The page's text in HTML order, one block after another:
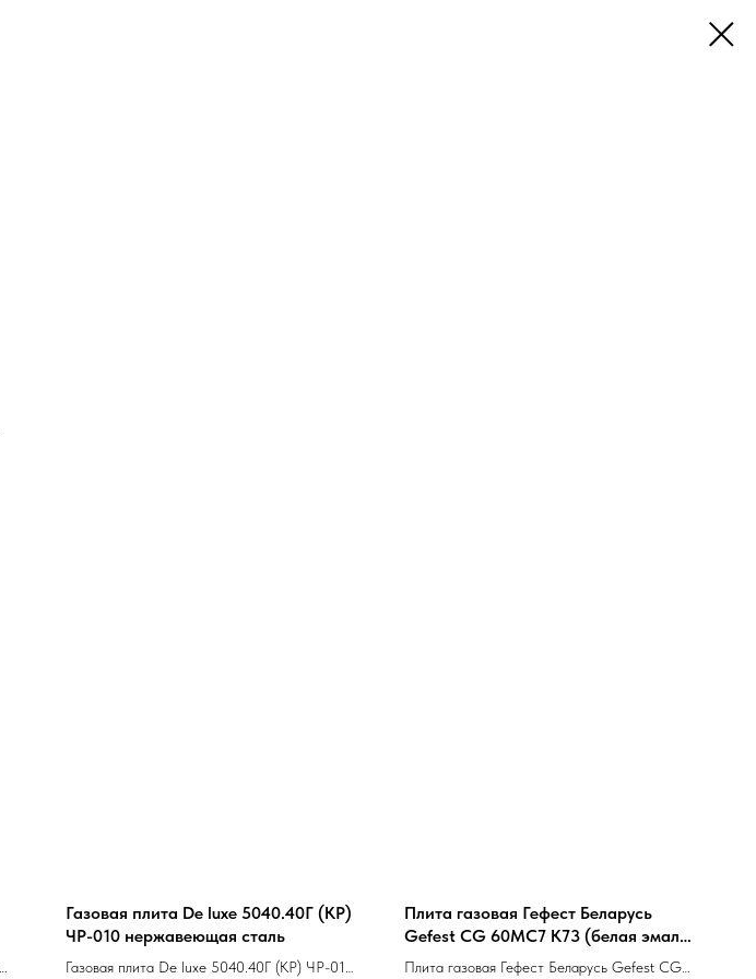
Газовая плита De luxe 5040.40Г (КР)
ЧР-010 нержавеющая сталь
Газовая плита De luxe 5040.40Г (КР) ЧР-010
Плита газовая Гефест Беларусь
Gefest CG 60MС7 K73 (белая эмаль,
съемн.крышка, чугун решетки,
Плита газовая Гефест Беларусь Gefest CG